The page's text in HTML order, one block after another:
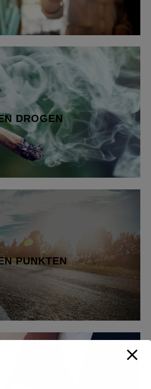
DROGEN
MPU WEGEN DROGEN
Abhängigkeiten von Stoffen, die dem
(BtmG) unterliegen…
Mehr erfahren
PUNKTEN
WEGEN PUNKTEN
wirst du in verschiedenen Bereichen
bewertet,…
Mehr erfahren
MPU WEGEN STRAFTAT